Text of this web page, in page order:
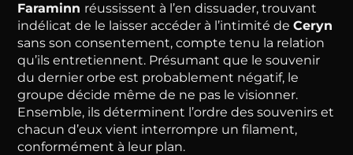
Faraminn réussissent à l’en dissuader, trouvant
indélicat de le laisser accéder à l’intimité de Ceryn
sans son consentement, compte tenu la relation
qu’ils entretiennent. Présumant que le souvenir
du dernier orbe est probablement négatif, le
groupe décide même de ne pas le visionner.
Ensemble, ils déterminent l’ordre des souvenirs et
chacun d’eux vient interrompre un filament,
conformément à leur plan.